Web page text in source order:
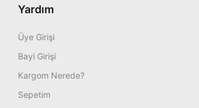
Yardım
Üye Girişi
Bayi Girişi
Kargom Nerede?
Sepetim